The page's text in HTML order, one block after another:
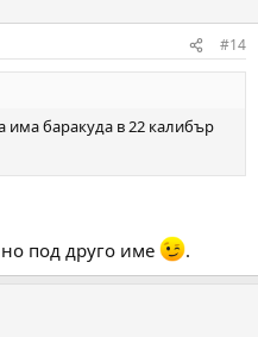
#14
има баракуда в 22 калибър
под друго име .